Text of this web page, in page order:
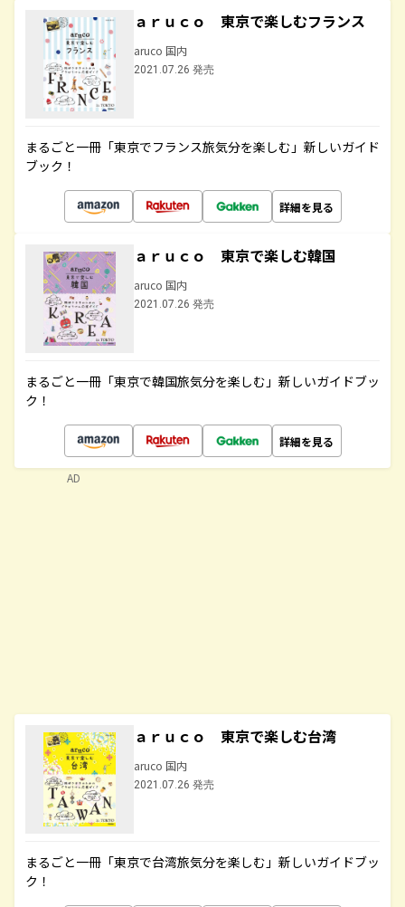
ａｒｕｃｏ 東京で楽しむフランス
aruco 国内
2021.07.26 発売
まるごと一冊「東京でフランス旅気分を楽しむ」新しいガイド
ブック！
詳細を見る
ａｒｕｃｏ 東京で楽しむ韓国
aruco 国内
2021.07.26 発売
まるごと一冊「東京で韓国旅気分を楽しむ」新しいガイドブッ
ク！
詳細を見る
ａｒｕｃｏ 東京で楽しむ台湾
aruco 国内
2021.07.26 発売
まるごと一冊「東京で台湾旅気分を楽しむ」新しいガイドブッ
ク！
AD